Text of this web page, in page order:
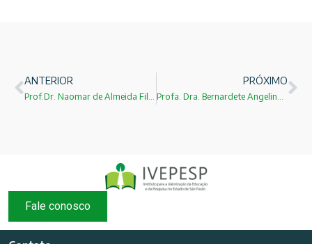
ANTERIOR PRÓXIMO
Fale conosco